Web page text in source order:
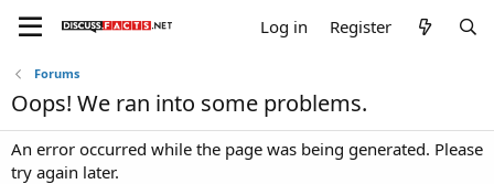
Log in Register
Forums
Oops! We ran into some problems.
An error occurred while the page was being generated. Please
try again later.